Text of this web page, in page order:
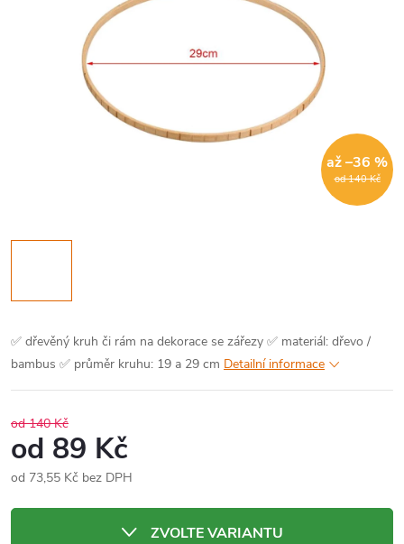
od 140 Kč
až –36 %
✅ dřevěný kruh či rám na dekorace se zářezy ✅ materiál: dřevo /
bambus ✅ průměr kruhu: 19 a 29 cm Detailní informace
od 140 Kč
od 89 Kč
od 73,55 Kč bez DPH
ZVOLTE VARIANTU